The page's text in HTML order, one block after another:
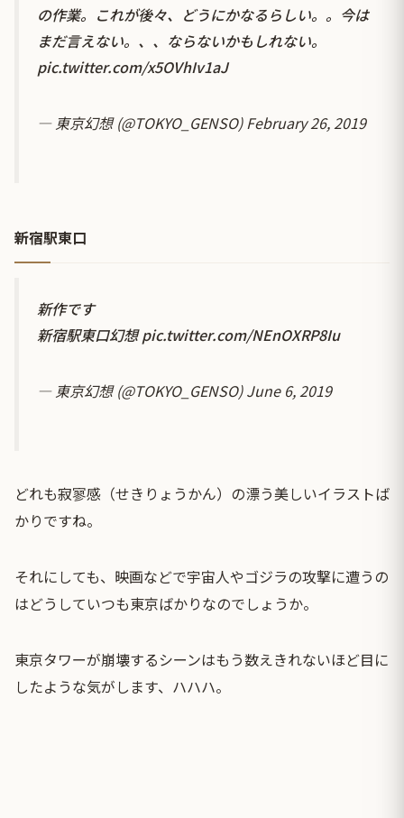
の作業。これが後々、どうにかなるらしい。。今は
まだ言えない。、、ならないかもしれない。
pic.twitter.com/x5OVhIv1aJ
— 東京幻想 (@TOKYO_GENSO)February 26, 2019
新宿駅東口
新作です
新宿駅東口幻想pic.twitter.com/NEnOXRP8Iu
— 東京幻想 (@TOKYO_GENSO)June 6, 2019
どれも寂寥感（せきりょうかん）の漂う美しいイラストば
かりですね。
それにしても、映画などで宇宙人やゴジラの攻撃に遭うの
はどうしていつも東京ばかりなのでしょうか。
東京タワーが崩壊するシーンはもう数えきれないほど目に
したような気がします、ハハハ。